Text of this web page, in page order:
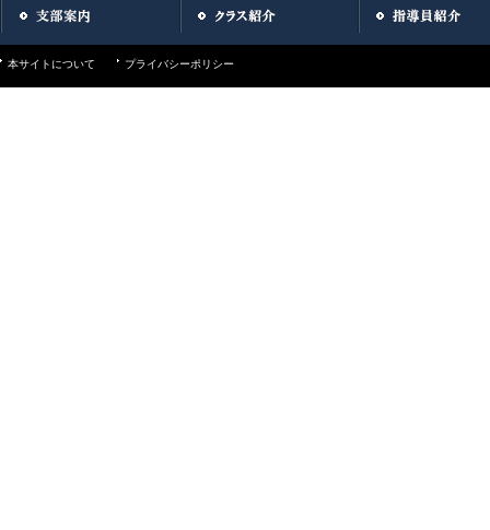
本サイトについて プライバシーポリシー